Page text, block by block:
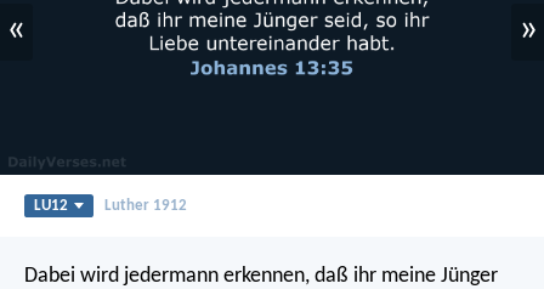
« »
LU12 Luther 1912
Dabei wird jedermann erkennen, daß ihr meine Jünger